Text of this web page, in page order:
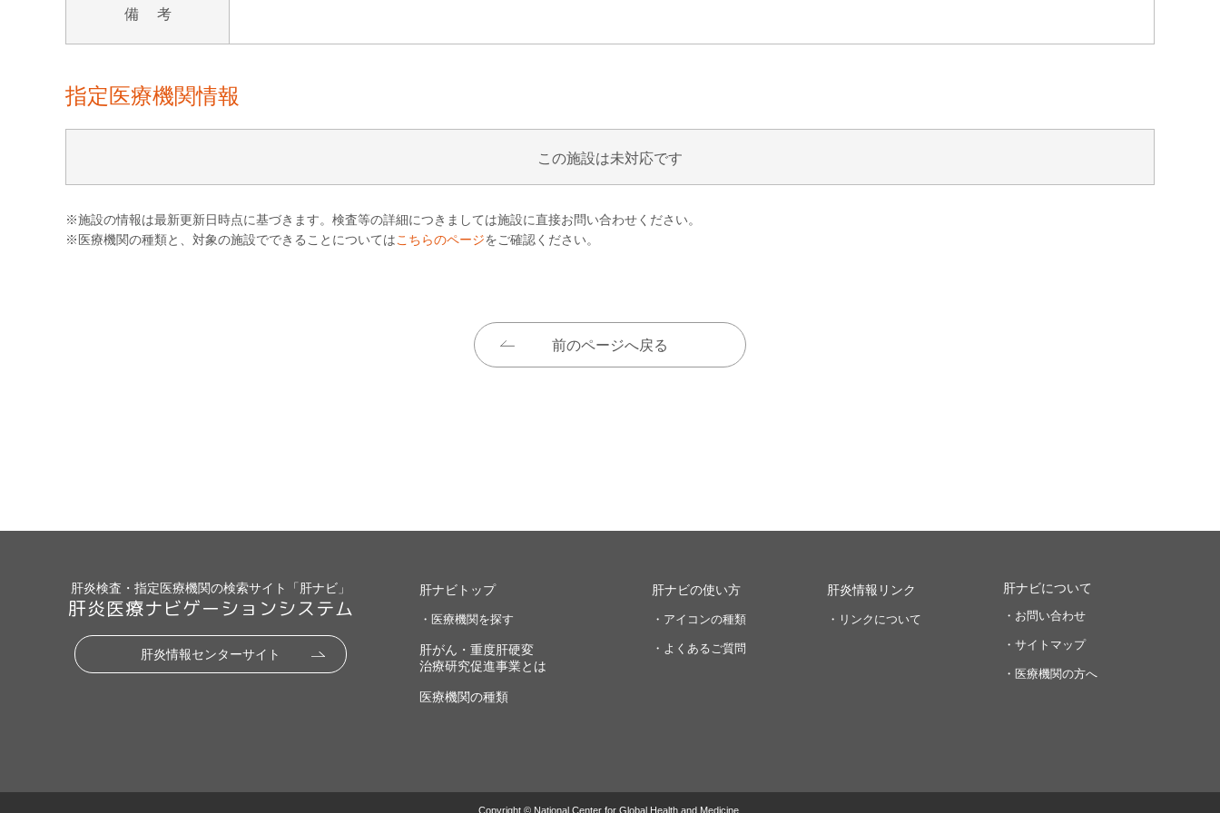
備 考
指定医療機関情報
この施設は未対応です
※施設の情報は最新更新日時点に基づきます。検査等の詳細につきましては施設に直接お問い合わせください。
※医療機関の種類と、対象の施設でできることについてはこちらのページをご確認ください。
前のページへ戻る
肝炎検査・指定医療機関の検索サイト「肝ナビ」
肝炎医療ナビゲーションシステム
肝炎情報センターサイト
肝ナビトップ
・医療機関を探す
肝がん・重度肝硬変
治療研究促進事業とは
医療機関の種類
肝ナビの使い方
・アイコンの種類
・よくあるご質問
肝炎情報リンク
・リンクについて
肝ナビについて
・お問い合わせ
・サイトマップ
・医療機関の方へ
Copyright © National Center for Global Health and Medicine.